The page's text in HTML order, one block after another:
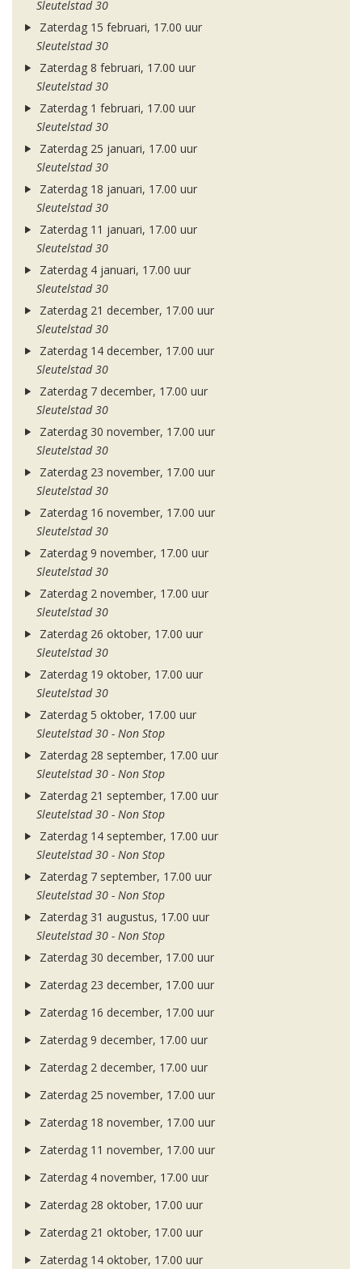
Sleutelstad 30
Zaterdag 15 februari, 17.00 uur
Sleutelstad 30
Zaterdag 8 februari, 17.00 uur
Sleutelstad 30
Zaterdag 1 februari, 17.00 uur
Sleutelstad 30
Zaterdag 25 januari, 17.00 uur
Sleutelstad 30
Zaterdag 18 januari, 17.00 uur
Sleutelstad 30
Zaterdag 11 januari, 17.00 uur
Sleutelstad 30
Zaterdag 4 januari, 17.00 uur
Sleutelstad 30
Zaterdag 21 december, 17.00 uur
Sleutelstad 30
Zaterdag 14 december, 17.00 uur
Sleutelstad 30
Zaterdag 7 december, 17.00 uur
Sleutelstad 30
Zaterdag 30 november, 17.00 uur
Sleutelstad 30
Zaterdag 23 november, 17.00 uur
Sleutelstad 30
Zaterdag 16 november, 17.00 uur
Sleutelstad 30
Zaterdag 9 november, 17.00 uur
Sleutelstad 30
Zaterdag 2 november, 17.00 uur
Sleutelstad 30
Zaterdag 26 oktober, 17.00 uur
Sleutelstad 30
Zaterdag 19 oktober, 17.00 uur
Sleutelstad 30
Zaterdag 5 oktober, 17.00 uur
Sleutelstad 30 - Non Stop
Zaterdag 28 september, 17.00 uur
Sleutelstad 30 - Non Stop
Zaterdag 21 september, 17.00 uur
Sleutelstad 30 - Non Stop
Zaterdag 14 september, 17.00 uur
Sleutelstad 30 - Non Stop
Zaterdag 7 september, 17.00 uur
Sleutelstad 30 - Non Stop
Zaterdag 31 augustus, 17.00 uur
Sleutelstad 30 - Non Stop
Zaterdag 30 december, 17.00 uur
Zaterdag 23 december, 17.00 uur
Zaterdag 16 december, 17.00 uur
Zaterdag 9 december, 17.00 uur
Zaterdag 2 december, 17.00 uur
Zaterdag 25 november, 17.00 uur
Zaterdag 18 november, 17.00 uur
Zaterdag 11 november, 17.00 uur
Zaterdag 4 november, 17.00 uur
Zaterdag 28 oktober, 17.00 uur
Zaterdag 21 oktober, 17.00 uur
Zaterdag 14 oktober, 17.00 uur